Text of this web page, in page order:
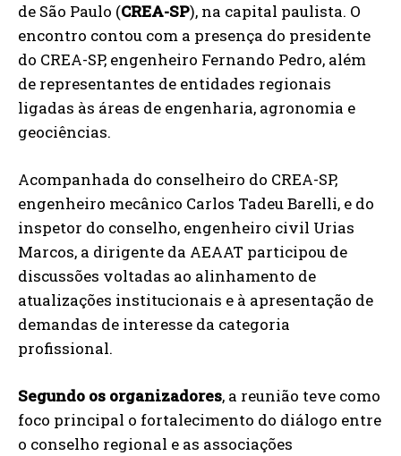
de São Paulo (CREA-SP), na capital paulista. O
encontro contou com a presença do presidente
do CREA-SP, engenheiro Fernando Pedro, além
de representantes de entidades regionais
ligadas às áreas de engenharia, agronomia e
geociências.
Acompanhada do conselheiro do CREA-SP,
engenheiro mecânico Carlos Tadeu Barelli, e do
inspetor do conselho, engenheiro civil Urias
Marcos, a dirigente da AEAAT participou de
discussões voltadas ao alinhamento de
atualizações institucionais e à apresentação de
demandas de interesse da categoria
profissional.
Segundo os organizadores, a reunião teve como
foco principal o fortalecimento do diálogo entre
o conselho regional e as associações